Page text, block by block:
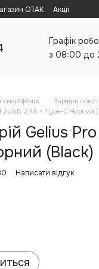
ОТАК Акції
Графік
з 08:00 до
смартфонів Зарядні
2USB 2.4A + Type-C Чорний
Gelius
(Black)
Написати відгук